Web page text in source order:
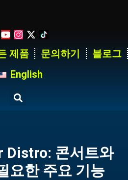
제품 문의하기
블로그
English
Distro: 콘서트와
요한 주요 기능